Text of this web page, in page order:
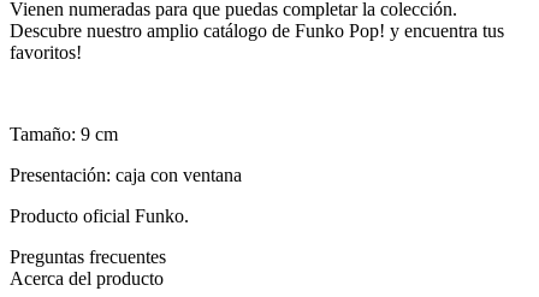
Vienen numeradas para que puedas completar la colección.
Descubre nuestro amplio catálogo de Funko Pop! y encuentra tus
favoritos!
Tamaño: 9 cm
Presentación: caja con ventana
Producto oficial Funko.
Preguntas frecuentes
Acerca del producto